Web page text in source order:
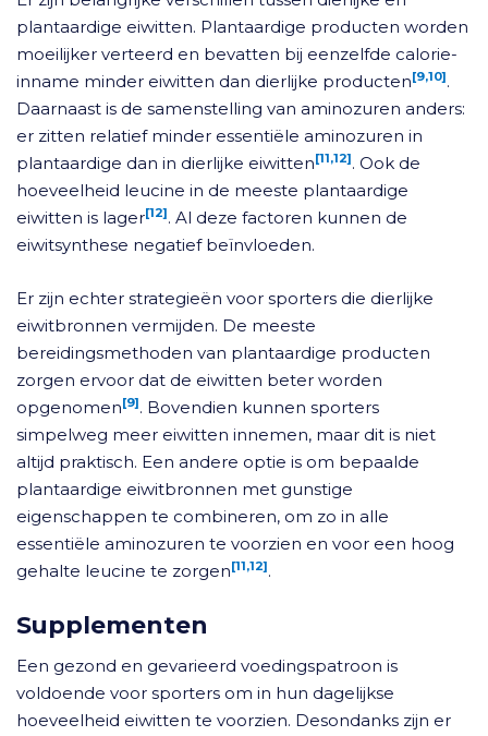
plantaardige eiwitten. Plantaardige producten worden
moeilijker verteerd en bevatten bij eenzelfde calorie-
inname minder eiwitten dan dierlijke producten[9,10].
Daarnaast is de samenstelling van aminozuren anders:
er zitten relatief minder essentiële aminozuren in
plantaardige dan in dierlijke eiwitten[11,12]. Ook de
hoeveelheid leucine in de meeste plantaardige
eiwitten is lager[12]. Al deze factoren kunnen de
eiwitsynthese negatief beïnvloeden.
Er zijn echter strategieën voor sporters die dierlijke
eiwitbronnen vermijden. De meeste
bereidingsmethoden van plantaardige producten
zorgen ervoor dat de eiwitten beter worden
opgenomen[9]. Bovendien kunnen sporters
simpelweg meer eiwitten innemen, maar dit is niet
altijd praktisch. Een andere optie is om bepaalde
plantaardige eiwitbronnen met gunstige
eigenschappen te combineren, om zo in alle
essentiële aminozuren te voorzien en voor een hoog
gehalte leucine te zorgen[11,12].
Supplementen
Een gezond en gevarieerd voedingspatroon is
voldoende voor sporters om in hun dagelijkse
hoeveelheid eiwitten te voorzien. Desondanks zijn er